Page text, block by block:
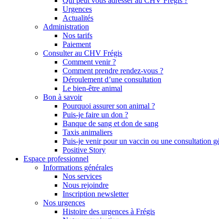
Urgences
Actualités
Administration
Nos tarifs
Paiement
Consulter au CHV Frégis
Comment venir ?
Comment prendre rendez-vous ?
Déroulement d’une consultation
Le bien-être animal
Bon à savoir
Pourquoi assurer son animal ?
Puis-je faire un don ?
Banque de sang et don de sang
Taxis animaliers
Puis-je venir pour un vaccin ou une consultation
Positive Story
Espace professionnel
Informations générales
Nos services
Nous rejoindre
Inscription newsletter
Nos urgences
Histoire des urgences à Frégis